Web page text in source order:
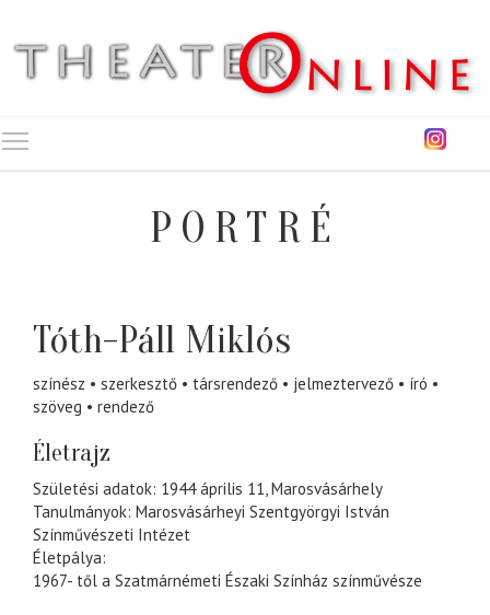
PORTRÉ
Tóth-Páll Miklós
színész szerkesztő társrendező jelmeztervező
író
szöveg
rendező
Életrajz
Születési adatok: 1944 április 11, Marosvásárhely
Tanulmányok: Marosvásárheyi Szentgyörgyi István
Színművészeti Intézet
Életpálya:
1967- től a Szatmárnémeti Északi Színház színművésze